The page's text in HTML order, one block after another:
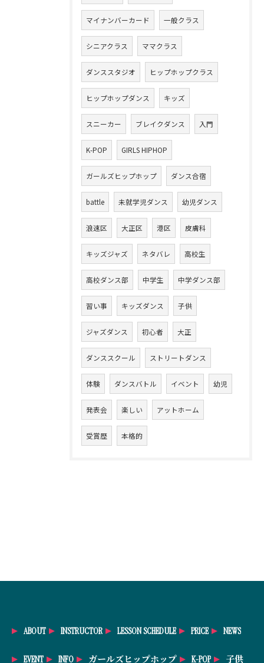
マイナンバーカード 一般クラス
シニアクラス ママクラス
ダンススタジオ ヒップホップクラス
ヒップホップダンス キッズ
スニーカー ブレイクダンス 入門
K-POP GIRLS HIPHOP
ガールズヒップホップ ダンス合宿
battle 未就学児ダンス 幼児ダンス
浪速区 大正区 港区 皮膚科
キッズジャズ ネタバレ 高校生
高校ダンス部 中学生 中学ダンス部
習い事 キッズダンス 子供
ジャズダンス 初心者 大正
ダンススクール ストリートダンス
体験 ダンスバトル イベント 幼児
発表会 楽しい アットホーム
受賞歴 本格的
ABOUT INSTRUCTOR LESSON SCHEDULE PRICE NEWS
EVENT INFO ガールズヒップホップ K-POP 子供